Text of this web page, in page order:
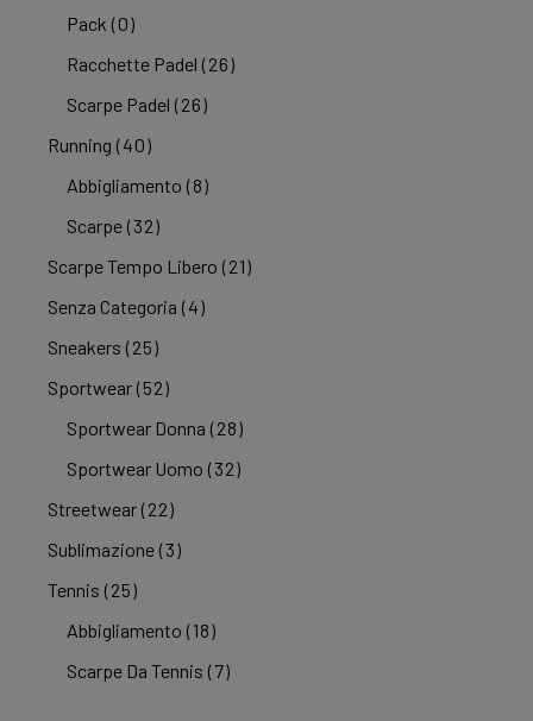
Pack (0)
Racchette Padel (26)
Scarpe Padel (26)
Running (40)
Abbigliamento (8)
Scarpe (32)
Scarpe Tempo Libero (21)
Senza Categoria (4)
Sneakers (25)
Sportwear (52)
Sportwear Donna (28)
Sportwear Uomo (32)
Streetwear (22)
Sublimazione (3)
Tennis (25)
Abbigliamento (18)
Scarpe Da Tennis (7)